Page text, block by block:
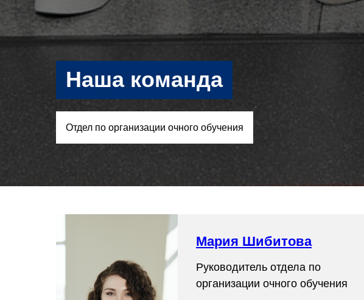
Наша команда
Отдел по организации очного обучения
Мария Шибитова
Руководитель отдела по
организации очного обучения